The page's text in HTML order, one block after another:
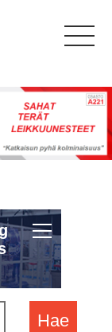
Hae